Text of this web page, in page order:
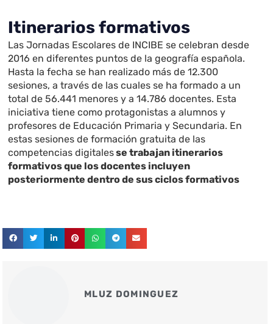
Itinerarios formativos
Las Jornadas Escolares de INCIBE se celebran desde
2016 en diferentes puntos de la geografía española.
Hasta la fecha se han realizado más de 12.300
sesiones, a través de las cuales se ha formado a un
total de 56.441 menores y a 14.786 docentes. Esta
iniciativa tiene como protagonistas a alumnos y
profesores de Educación Primaria y Secundaria. En
estas sesiones de formación gratuita de las
competencias digitalesse trabajan itinerarios
formativos que los docentes incluyen
posteriormente dentro de sus ciclos formativos
MLUZ DOMINGUEZ